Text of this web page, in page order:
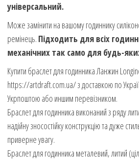
універсальний.
Може замінити на вашому годиннику
ремінець. Підходить для всіх
механічних так само для будь-
Купити браслет для годинника Ланжин
https://artdraft.com.ua/ з доставкою по
Укрпоштою або иншим перевізником.
Браслет для годинника виконаний з ряду
надійну зносостійку конструкцію та дуже
приверне увагу.
Браслет для годинника металевий, литий